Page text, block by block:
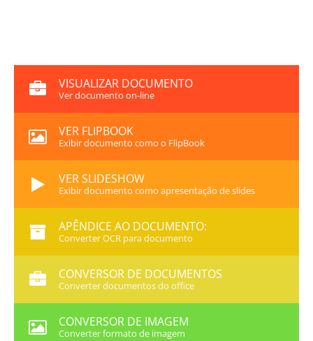
VISUALIZAR DOCUMENTO
Ver documento on-line
VER FLIPBOOK
Exibir documento como o FlipBook
VER SLIDESHOW
Exibir documento como apresentação de slides
APÊNDICE AO DOCUMENTO:
Converter OCR para documento
CONVERSOR DE DOCUMENTOS
Converter documentos do office
CONVERSOR DE IMAGEM
Converter formato de imagem